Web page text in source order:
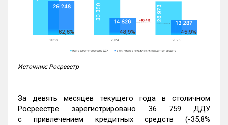
Источник: Росреестр
За девять месяцев текущего года в столичном
Росреестре зарегистрировано 36 759 ДДУ
с привлечением кредитных средств (-35,8%